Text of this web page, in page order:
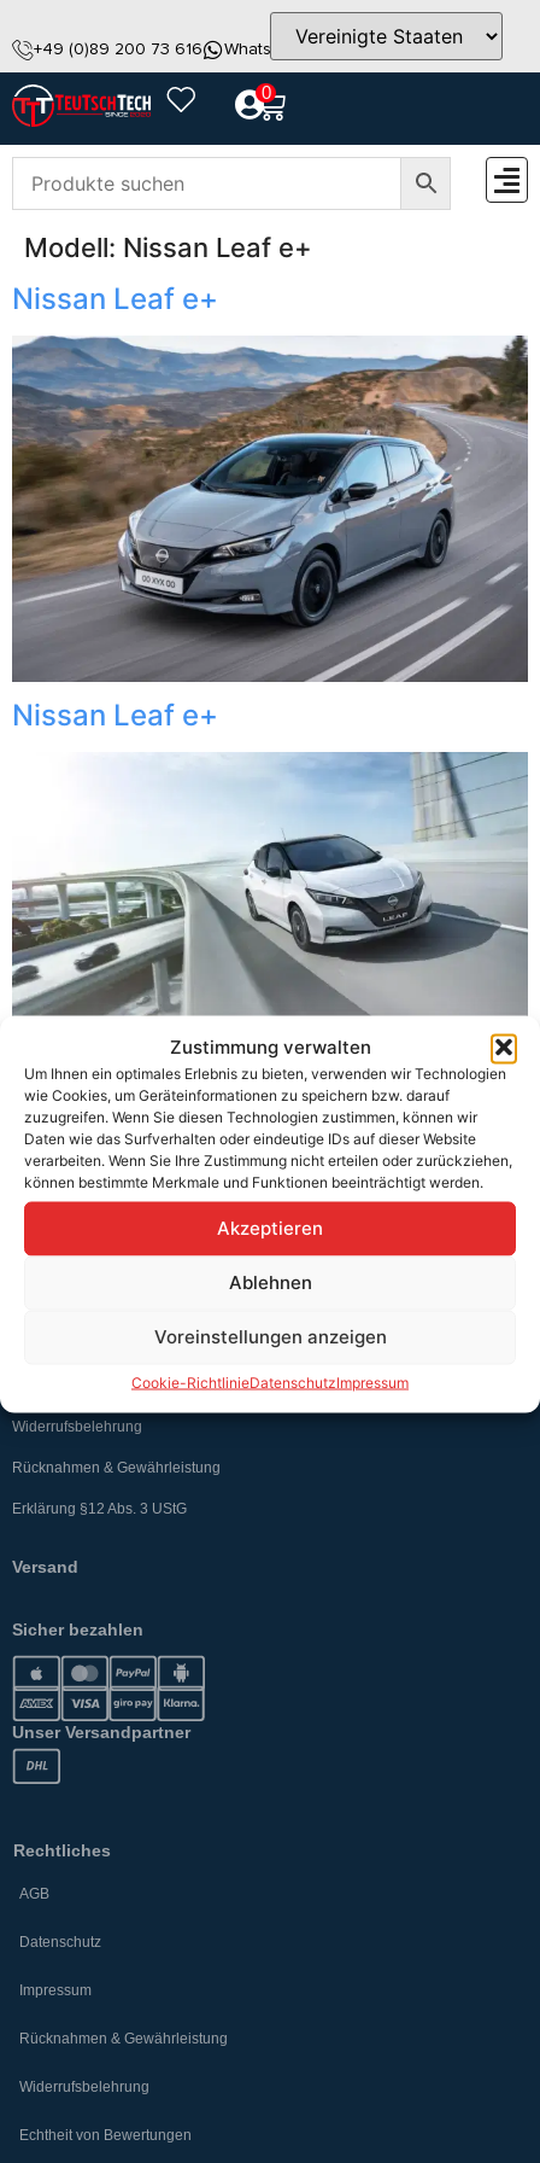
Zustimmung verwalten
Um Ihnen ein optimales Erlebnis zu bieten, verwenden wir Technologien
wie Cookies, um Geräteinformationen zu speichern bzw. darauf
zuzugreifen. Wenn Sie diesen Technologien zustimmen, können wir
Daten wie das Surfverhalten oder eindeutige IDs auf dieser Website
verarbeiten. Wenn Sie Ihre Zustimmung nicht erteilen oder zurückziehen,
können bestimmte Merkmale und Funktionen beeinträchtigt werden.
Akzeptieren
Ablehnen
Voreinstellungen anzeigen
Cookie-RichtlinieDatenschutzImpressum
+49 (0)89 200 73 616 WhatsApp info@teutschtech.com
0
Modell: Nissan Leaf e+
Nissan Leaf e+
Nissan Leaf e+
Teutschtech ist ein Komplettanbieter im Bereich der E-Mobilität und
erneuerbaren Energien. Auf unserer Homepage findest du eine ausführliche
Widerrufsbelehrung
Rücknahmen & Gewährleistung
Erklärung §12 Abs. 3 UStG
Versand
Sicher bezahlen
Unser Versandpartner
Rechtliches
AGB
Datenschutz
Impressum
Rücknahmen & Gewährleistung
Widerrufsbelehrung
Echtheit von Bewertungen